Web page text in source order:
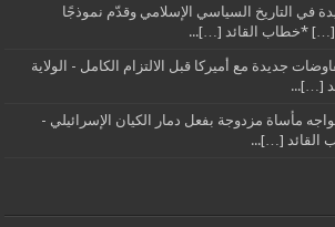
في التاريخ السياسي الإسلامي وقدّم نموذجًا
[…] *خطاب القائد […]...
جديدة مع أميركا قبل الالتزام الكامل - الولاية
[…]...
مأساة مزدوجة بفعل دمار الكيان الإسرائيلي -
القائد […]...